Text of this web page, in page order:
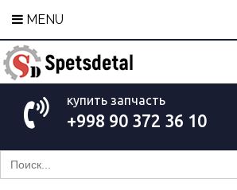
MENU
купить запчасть
+998 90 372 36 10
Search
for: